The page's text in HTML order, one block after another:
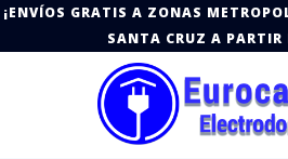
¡ENVÍOS GRATIS A ZONAS
SANTA CRUZ A